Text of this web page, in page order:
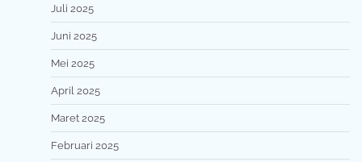
Juli 2025
Juni 2025
Mei 2025
April 2025
Maret 2025
Februari 2025